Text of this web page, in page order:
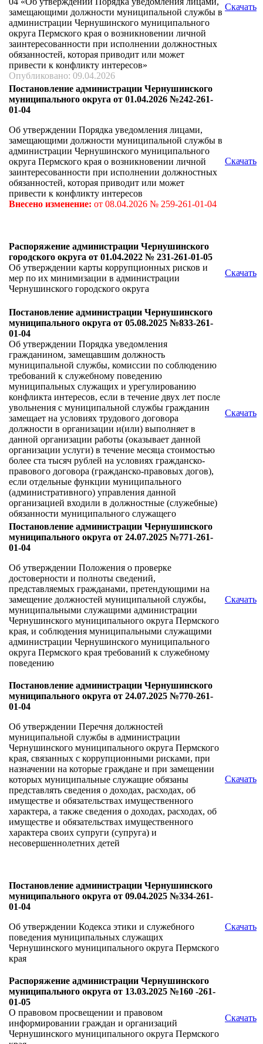
замещающими должности муниципальной службы в
администрации Чернушинского муниципального
округа Пермского края о возникновении личной
заинтересованности при исполнении должностных
обязанностей, которая приводит или может
привести к конфликту интересов»
Опубликовано: 09.04.2026
Скачать
Постановление администрации Чернушинского
муниципального округа от 01.04.2026 №242-261-
01-04
Об утверждении Порядка уведомления лицами,
замещающими должности муниципальной службы в
администрации Чернушинского муниципального
округа Пермского края о возникновении личной
заинтересованности при исполнении должностных
обязанностей, которая приводит или может
привести к конфликту интересов
Внесено изменение: от 08.04.2026 № 259-261-01-04
Скачать
Распоряжение администрации Чернушинского
городского округа от 01.04.2022 № 231-261-01-05
Об утверждении карты коррупционных рисков и
мер по их минимизации в администрации
Чернушинского городского округа
Скачать
Постановление администрации Чернушинского
муниципального округа от 05.08.2025 №833-261-
01-04
Об утверждении Порядка уведомления
гражданином, замещавшим должность
муниципальной службы, комиссии по соблюдению
требований к служебному поведению
муниципальных служащих и урегулированию
конфликта интересов, если в течение двух лет после
увольнения с муниципальной службы гражданин
замещает на условиях трудового договора
должности в организации и(или) выполняет в
данной организации работы (оказывает данной
организации услуги) в течение месяца стоимостью
более ста тысяч рублей на условиях гражданско-
правового договора (гражданско-правовых догов),
если отдельные функции муниципального
(административного) управления данной
организацией входили в должностные (служебные)
обязанности муниципального служащего
Скачать
Постановление администрации Чернушинского
муниципального округа от 24.07.2025 №771-261-
01-04
Об утверждении Положения о проверке
достоверности и полноты сведений,
представляемых гражданами, претендующими на
замещение должностей муниципальной службы,
муниципальными служащими администрации
Чернушинского муниципального округа Пермского
края, и соблюдения муниципальными служащими
администрации Чернушинского муниципального
округа Пермского края требований к служебному
поведению
Скачать
Постановление администрации Чернушинского
муниципального округа от 24.07.2025 №770-261-
01-04
Об утверждении Перечня должностей
муниципальной службы в администрации
Чернушинского муниципального округа Пермского
края, связанных с коррупционными рисками, при
назначении на которые граждане и при замещении
которых муниципальные служащие обязаны
представлять сведения о доходах, расходах, об
имуществе и обязательствах имущественного
характера, а также сведения о доходах, расходах, об
имуществе и обязательствах имущественного
характера своих супруги (супруга) и
несовершеннолетних детей
Скачать
Постановление администрации Чернушинского
муниципального округа от 09.04.2025 №334-261-
01-04
Об утверждении Кодекса этики и служебного
поведения муниципальных служащих
Чернушинского муниципального округа Пермского
края
Скачать
Распоряжение администрации Чернушинского
муниципального округа от 13.03.2025 №160 -261-
01-05
О правовом просвещении и правовом
информировании граждан и организаций
Чернушинского муниципального округа Пермского
Скачать